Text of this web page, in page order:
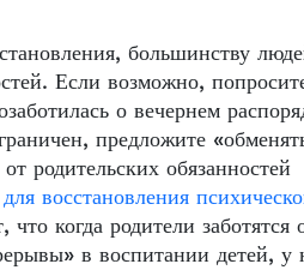
большинству
Если возможно,
о вечернем
предложите
родительских обязанностей
восстановления
когда родители заботятся
в воспитании детей, у